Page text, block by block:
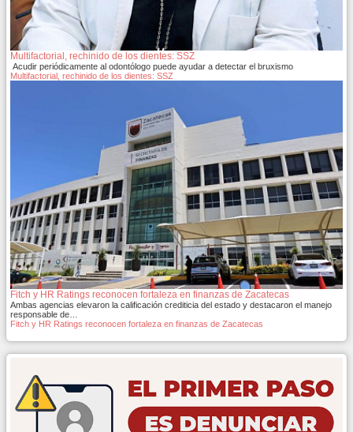
Multifactorial, rechinido de los dientes: SSZ
Acudir periódicamente al odontólogo puede ayudar a detectar el bruxismo
Multifactorial, rechinido de los dientes: SSZ
Fitch y HR Ratings reconocen fortaleza en finanzas de Zacatecas
Ambas agencias elevaron la calificación crediticia del estado y destacaron el manejo
responsable de…
Fitch y HR Ratings reconocen fortaleza en finanzas de Zacatecas